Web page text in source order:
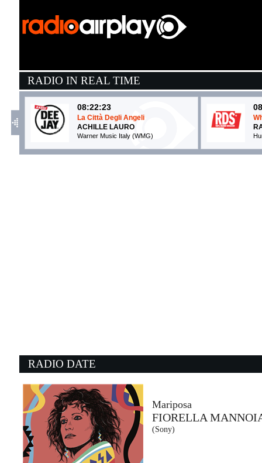
RADIO IN REAL TIME
08:22:23
La Città Degli Angeli
ACHILLE LAURO
Warner Music Italy (WMG)
08:13:31
THE ROLLING STONES
EMI (UMG)
08:25:58
Pare
GHALI FEAT. MADAME
Warner /Sugar (-)
RADIO DATE
Mariposa
FIORELLA
(Sony)